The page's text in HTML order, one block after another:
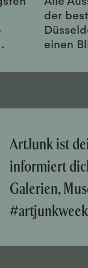
der
einen
ArtJunk ist
informiert
Galerien,